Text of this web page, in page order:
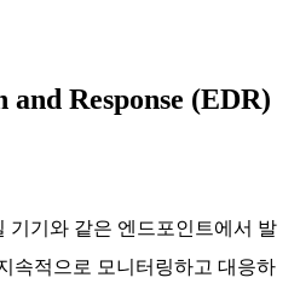
Response (EDR)
기기와 같은 엔드포인트에서 발
속적으로 모니터링하고 대응하